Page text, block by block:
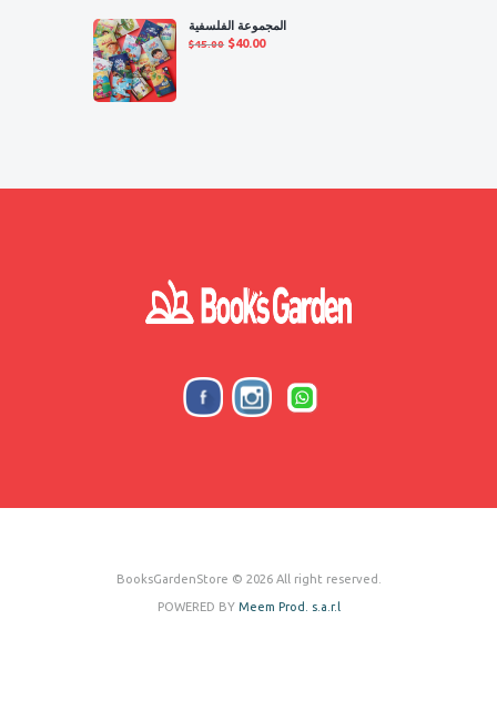
المجموعة الفلسفية
$45.00 Original
$40.00Current
BooksGardenStore © 2026 All right reserved.
POWERED BY Meem Prod. s.a.r.l